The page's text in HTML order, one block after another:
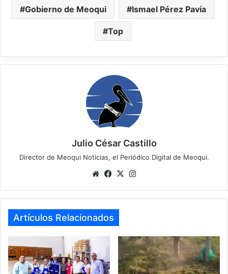
Gobierno de Meoqui Ismael Pérez Pavía
Top
Julio César Castillo
Director de Meoqui Noticias, el Periódico Digital de Meoqui.
We
te
Fa
bo
ok
X
ra
Artículos Relacionados